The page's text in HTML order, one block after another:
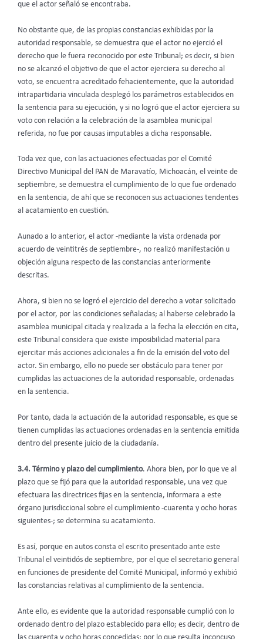
que el actor señaló se encontraba.
No obstante que, de las propias constancias exhibidas por la
autoridad responsable, se demuestra que el actor no ejerció el
derecho que le fuera reconocido por este Tribunal; es decir, si bien
no se alcanzó el objetivo de que el actor ejerciera su derecho al
voto, se encuentra acreditado fehacientemente, que la autoridad
intrapartidaria vinculada desplegó los parámetros establecidos en
la sentencia para su ejecución, y si no logró que el actor ejerciera su
voto con relación a la celebración de la asamblea municipal
referida, no fue por causas imputables a dicha responsable.
Toda vez que, con las actuaciones efectuadas por el Comité
Directivo Municipal del PAN de Maravatío, Michoacán, el veinte de
septiembre, se demuestra el cumplimiento de lo que fue ordenado
en la sentencia, de ahí que se reconocen sus actuaciones tendentes
al acatamiento en cuestión.
Aunado a lo anterior, el actor -mediante la vista ordenada por
acuerdo de veintitrés de septiembre-, no realizó manifestación u
objeción alguna respecto de las constancias anteriormente
descritas.
Ahora, si bien no se logró el ejercicio del derecho a votar solicitado
por el actor, por las condiciones señaladas; al haberse celebrado la
asamblea municipal citada y realizada a la fecha la elección en cita,
este Tribunal considera que existe imposibilidad material para
ejercitar más acciones adicionales a fin de la emisión del voto del
actor. Sin embargo, ello no puede ser obstáculo para tener por
cumplidas las actuaciones de la autoridad responsable, ordenadas
en la sentencia.
Por tanto, dada la actuación de la autoridad responsable, es que se
tienen cumplidas las actuaciones ordenadas en la sentencia emitida
dentro del presente juicio de la ciudadanía.
3.4. Término y plazo del cumplimiento. Ahora bien, por lo que ve al
plazo que se fijó para que la autoridad responsable, una vez que
efectuara las directrices fijas en la sentencia, informara a este
órgano jurisdiccional sobre el cumplimiento -cuarenta y ocho horas
siguientes-; se determina su acatamiento.
Es así, porque en autos consta el escrito presentado ante este
Tribunal el veintidós de septiembre, por el que el secretario general
en funciones de presidente del Comité Municipal, informó y exhibió
las constancias relativas al cumplimiento de la sentencia.
Ante ello, es evidente que la autoridad responsable cumplió con lo
ordenado dentro del plazo establecido para ello; es decir, dentro de
las cuarenta y ocho horas concedidas; por lo que resulta inconcuso